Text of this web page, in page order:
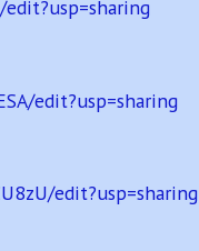
edit?usp=sharing
edit?usp=sharing